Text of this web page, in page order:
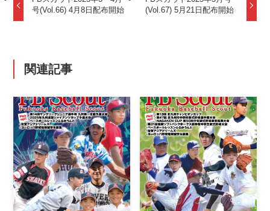
号(Vol.66) 4月8日配布開始
(Vol.67) 5月21日配布開始
関連記事